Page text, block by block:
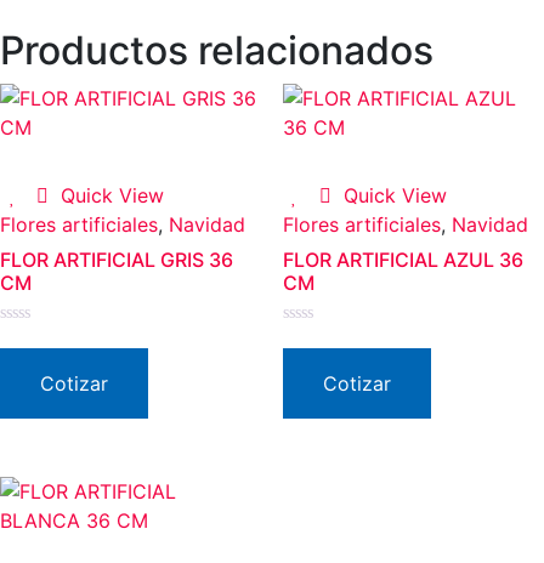
Productos relacionados
Quick View
Flores artificiales, Navidad
FLOR ARTIFICIAL GRIS 36
CM
en
Cotizar
Quick View
Flores artificiales, Navidad
FLOR ARTIFICIAL AZUL 36
CM
en
Cotizar